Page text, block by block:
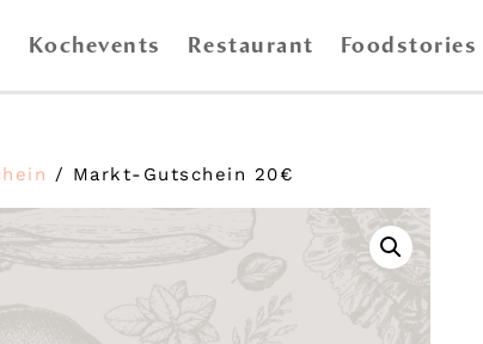
Kochevents Restaurant Foodstories
/ Markt-Gutschein 20€